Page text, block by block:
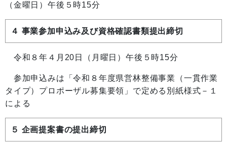
（金曜日）午後５時15分
４ 事業参加申込み及び資格確認書類提出締切
令和８年４月20日（月曜日）午後５時15分
参加申込みは「令和８年度県営林整備事業（一貫作業
タイプ）プロポーザル募集要領」で定める別紙様式－１
による
５ 企画提案書の提出締切